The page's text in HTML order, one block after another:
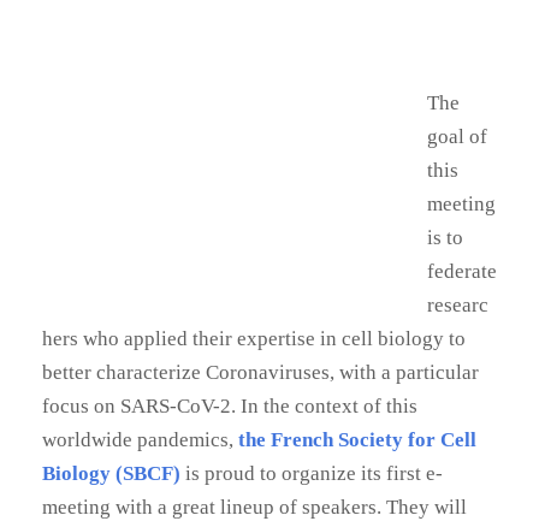
The
goal of
this
meeting
is to
federate
researc
hers who applied their expertise in cell biology to
better characterize Coronaviruses, with a particular
focus on SARS-CoV-2. In the context of this
worldwide pandemics, the French Society for Cell
Biology (SBCF) is proud to organize its first e-
meeting with a great lineup of speakers. They will